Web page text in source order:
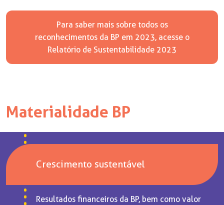
Para saber mais sobre todos os
reconhecimentos da BP em 2023, acesse o
Relatório de Sustentabilidade 2023
Materialidade BP
Crescimento sustentável
Resultados financeiros da BP, bem como valor